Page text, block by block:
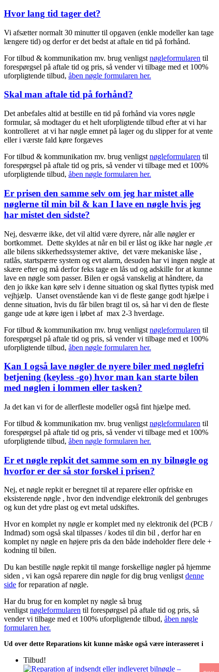
Hvor lang tid tager det?
Vi afsætter normalt 30 minutter til opgaven (enkle modeller kan tage
længere tid) og derfor er det bedst at aftale en tid på forhånd.
For tilbud & kommunikation mv. brug venligst nøgleformularen til
forespørgsel på aftale tid og pris, så vender vi tilbage med et 100%
uforpligtende tilbud, åben nøgle formularen her.
Skal man aftale tid på forhånd?
Det anbefales altid at bestille en tid på forhånd via vores nøgle
formular, så modtager du et helt uforpligtende tilbud efter at vi har
kontrolleret at vi har nøgle emnet på lager og du slipper for at vente
eller i værste fald køre forgæves
For tilbud & kommunikation mv. brug venligst nøgleformularen til
forespørgsel på aftale tid og pris, så vender vi tilbage med et 100%
uforpligtende tilbud, åben nøgle formularen her.
Er prisen den samme selv om jeg har mistet alle
nøglerne til min bil & kan I lave en nøgle hvis jeg
har mistet den sidste?
Nej, desværre ikke, det vil altid være dyrere, når alle nøgler er
bortkommet. Dette skyldes at når en bil er låst og ikke har nøgle ,er
alle bilens sikkerhedssystemer aktive, det være mekaniske låse ,
ratlås, startspærre system og evt alarm, desuden har vi ingen nøgle at
skære efter og må derfor feks tage en lås ud og adskille for at kunne
lave en nøgle som passer. Bilen er også vanskelig at håndtere, da
den jo ikke kan køre selv i denne situation og skal flyttes typisk med
vejhjælp. Uanset ovenstående kan vi de fleste gange godt hjælpe i
denne situation, hvis du får bilen bragt til os, så har vi den de fleste
gange ude at køre igen i løbet af max 2-3 hverdage.
For tilbud & kommunikation mv. brug venligst nøgleformularen til
forespørgsel på aftale tid og pris, så vender vi tilbage med et 100%
uforpligtende tilbud, åben nøgle formularen her.
Kan I også lave nøgler de nyere biler med nøglefri
betjening (keyless -go) hvor man kan starte bilen
med nøglen i lommen eller tasken?
Ja det kan vi for de allerfleste modeller også fint hjælpe med.
For tilbud & kommunikation mv. brug venligst nøgleformularen til
forespørgsel på aftale tid og pris, så vender vi tilbage med et 100%
uforpligtende tilbud, åben nøgle formularen her.
Er et nøgle repkit det samme som en ny bilnøgle og
hvorfor er der så stor forskel i prisen?
Nej, et nøgle repkit er beregnet til at reparere eller opfriske en
eksisterende nøgle , hvor den indvendige elektronik del genbruges
og kun det ydre plast og evt metal udskiftes.
Hvor en komplet ny nøgle er komplet med ny elektronik del (PCB /
Indmad) som også skal tilpasses / kodes til din bil , derfor har en
komplet ny nøgle en højere pris da den både indeholder flere dele +
kodning til bilen.
Du kan bestille nøgle repkit til mange forskellige nøgler på hjemme
siden , vi kan også reparere din nøgle for dig brug venligstdenne
side for reparation af nøgle.
Har du brug for en komplet ny nøgle så brug
venligstnøgleformularen til forespørgsel på aftale tid og pris, så
vender vi tilbage med et 100% uforpligtende tilbud, åben nøgle
formularen her.
Ud over dette Reparations kit kunne måske også være interasseret i
Tilbud!